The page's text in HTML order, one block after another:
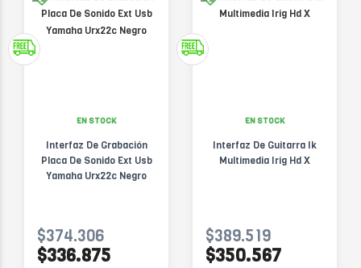
EN STOCK
Interfaz De Grabación
Placa De Sonido Ext Usb
Yamaha Urx22c Negro
$374.306
$336.875
EN STOCK
Interfaz De Guitarra Ik
Multimedia Irig Hd X
$389.519
$350.567